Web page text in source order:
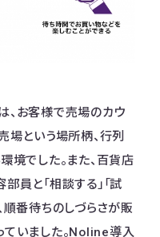
、お客様で売場のカウ
場という場所柄、行列
境でした。また、百貨店
員と「相談する」「試
順番待ちのしづらさが販
ていました。Noline導入